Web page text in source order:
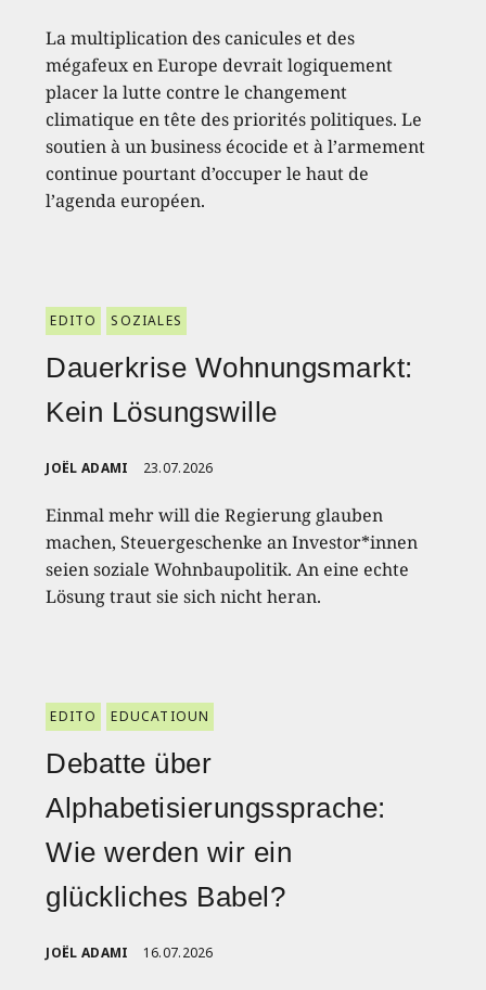
La multiplication des canicules et des
mégafeux en Europe devrait logiquement
placer la lutte contre le changement
climatique en tête des priorités politiques. Le
soutien à un business écocide et à l’armement
continue pourtant d’occuper le haut de
l’agenda européen.
EDITO SOZIALES
Dauerkrise Wohnungsmarkt:
Kein Lösungswille
JOËL ADAMI 23.07.2026
Einmal mehr will die Regierung glauben
machen, Steuergeschenke an Investor*innen
seien soziale Wohnbaupolitik. An eine echte
Lösung traut sie sich nicht heran.
EDITO EDUCATIOUN
Debatte über
Alphabetisierungssprache:
Wie werden wir ein
glückliches Babel?
JOËL ADAMI 16.07.2026